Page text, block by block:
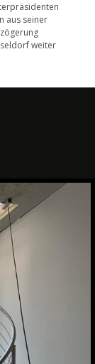
aus seiner
weiter